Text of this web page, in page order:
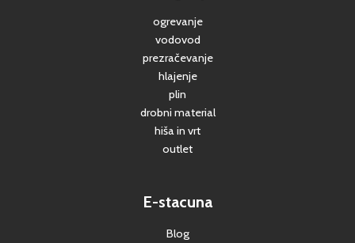
ogrevanje
vodovod
prezračevanje
hlajenje
plin
drobni material
hiša in vrt
outlet
E-stacuna
Blog